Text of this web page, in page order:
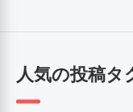
人気の投稿タ